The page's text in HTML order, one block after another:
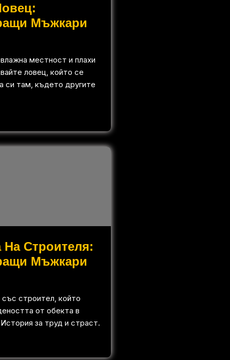
Мъжкари
местност и плахи
ловец, който се
си там, където другите
На Строителя:
Мъжкари
със строител, който
от обекта в
за труд и страст.